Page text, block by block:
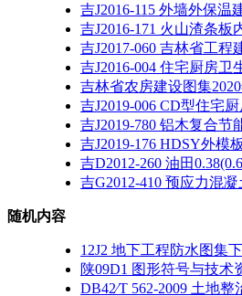
吉J2016-115 外墙外保温
吉J2016-171 火山渣条
吉J2017-060 吉林省工
吉J2016-004 住宅厨房
吉林省农房建设图集
吉J2019-006 CD型住宅
吉J2019-780 铝木复合节
吉J2019-176 HDSY外模
吉D2012-260 油田
吉G2012-410 预应力混
随机内容
12J2 地下工程防水图集
陕09D1 图形符号与技术
DB42∕T 562-2009 土地